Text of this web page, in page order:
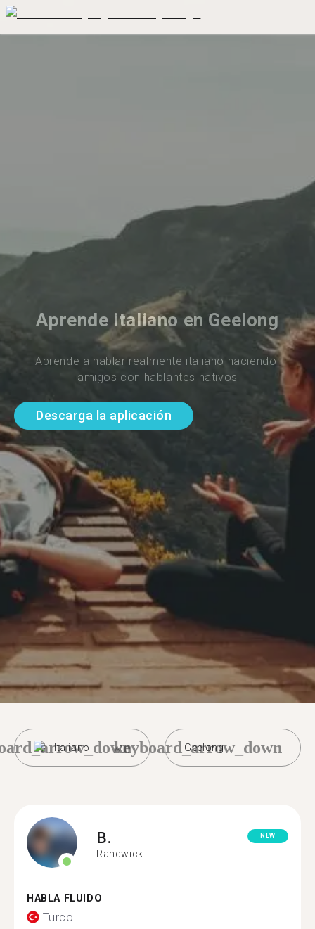
Aprende italiano en Geelong
Aprende a hablar realmente italiano haciendo
amigos con hablantes nativos
Descarga la aplicación
Italiano Geelong
keyboard_arrow_down
B.
Randwick
NEW
HABLA FLUIDO
Turco